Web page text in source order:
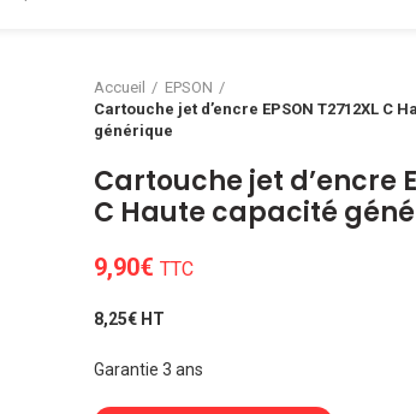
Accueil
EPSON
Cartouche jet d’encre EPSON T2712XL C
générique
Cartouche jet d’encre
C Haute capacité
9,90€ TTC
8,25€ HT
Garantie 3 ans